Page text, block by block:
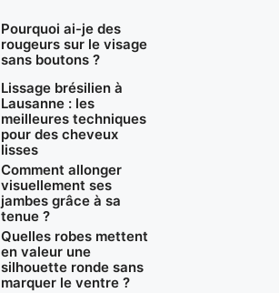
Pourquoi ai-je des
rougeurs sur le visage
sans boutons ?
Lissage brésilien à
Lausanne : les
meilleures techniques
pour des cheveux
lisses
Comment allonger
visuellement ses
jambes grâce à sa
tenue ?
Quelles robes mettent
en valeur une
silhouette ronde sans
marquer le ventre ?